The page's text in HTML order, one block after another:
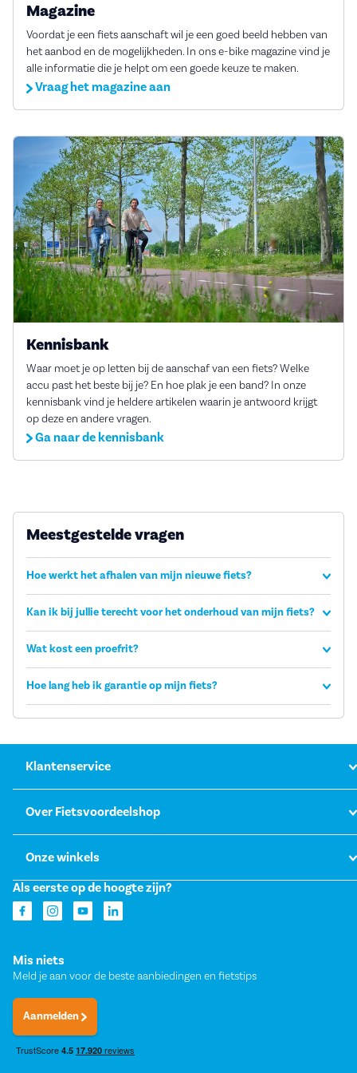
Magazine
Voordat je een fiets aanschaft wil je een goed beeld hebben van
het aanbod en de mogelijkheden. In ons e-bike magazine vind je
alle informatie die je helpt om een goede keuze te maken.
Vraag het magazine aan
Kennisbank
Waar moet je op letten bij de aanschaf van een fiets? Welke
accu past het beste bij je? En hoe plak je een band? In onze
kennisbank vind je heldere artikelen waarin je antwoord krijgt
op deze en andere vragen.
Ga naar de kennisbank
Meestgestelde vragen
Hoe werkt het afhalen van mijn nieuwe fiets?
Kan ik bij jullie terecht voor het onderhoud van mijn fiets?
Wat kost een proefrit?
Hoe lang heb ik garantie op mijn fiets?
Klantenservice
Over Fietsvoordeelshop
Onze winkels
Als eerste op de hoogte zijn?
Mis niets
Meld je aan voor de beste aanbiedingen en fietstips
Aanmelden